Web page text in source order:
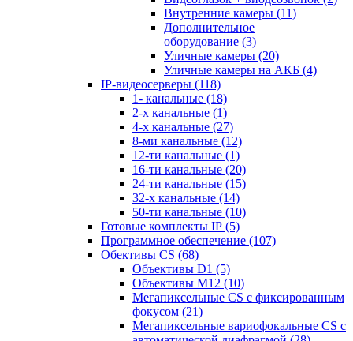
Внутренние камеры (11)
Дополнительное
оборудование (3)
Уличные камеры (20)
Уличные камеры на АКБ (4)
IP-видеосерверы (118)
1- канальные (18)
2-х канальные (1)
4-х канальные (27)
8-ми канальные (12)
12-ти канальные (1)
16-ти канальные (20)
24-ти канальные (15)
32-х канальные (14)
50-ти канальные (10)
Готовые комплекты IP (5)
Программное обеспечение (107)
Обективы CS (68)
Объективы D1 (5)
Объективы M12 (10)
Мегапиксельные CS c фиксированным
фокусом (21)
Мегапиксельные вариофокальные CS c